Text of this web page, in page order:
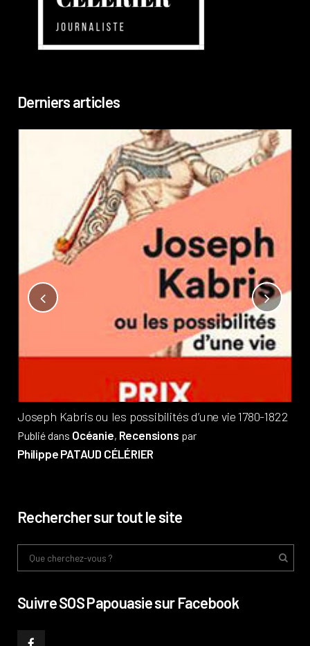
Derniers articles
Joseph Kabris ou les possibilités d’une vie 1780-1822
Publié dans Océanie, Recensions par
Philippe PATAUD CÉLÉRIER
Rechercher sur tout le site
Suivre SOS Papouasie sur Facebook